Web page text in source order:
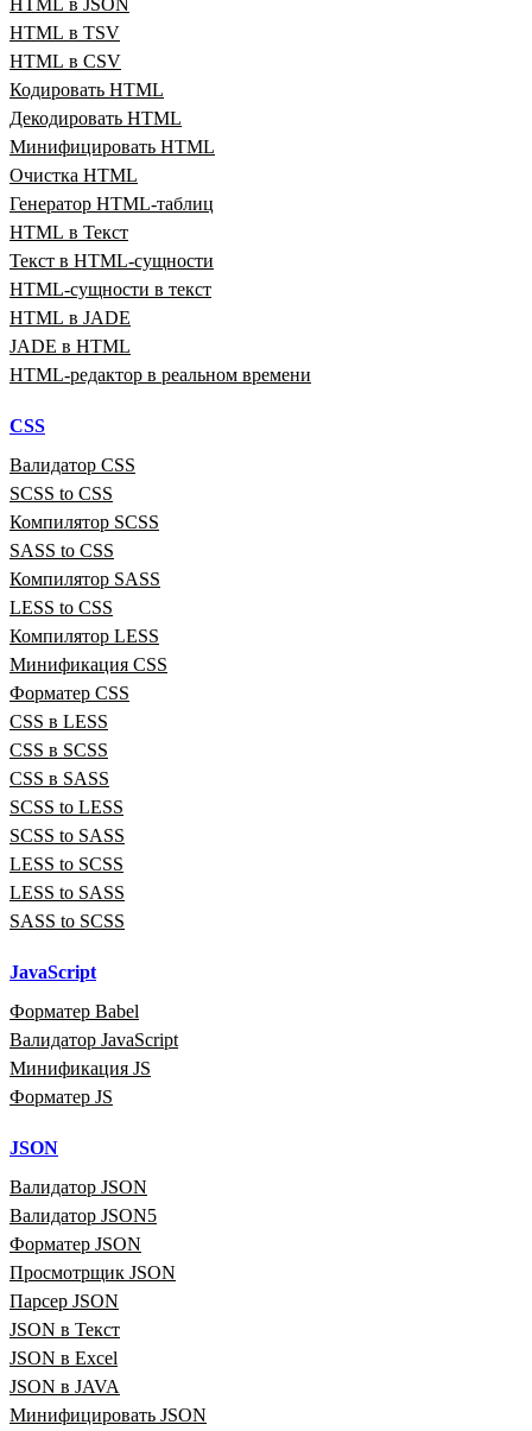
HTML в TSV
HTML в CSV
Кодировать HTML
Декодировать HTML
Минифицировать HTML
Очистка HTML
Генератор HTML‑таблиц
HTML в Текст
Текст в HTML‑сущности
HTML‑сущности в текст
HTML в JADE
JADE в HTML
HTML‑редактор в реальном времени
CSS
Валидатор CSS
SCSS to CSS
Компилятор SCSS
SASS to CSS
Компилятор SASS
LESS to CSS
Компилятор LESS
Минификация CSS
Форматер CSS
CSS в LESS
CSS в SCSS
CSS в SASS
SCSS to LESS
SCSS to SASS
LESS to SCSS
LESS to SASS
SASS to SCSS
JavaScript
Форматер Babel
Валидатор JavaScript
Минификация JS
Форматер JS
JSON
Валидатор JSON
Валидатор JSON5
Форматер JSON
Просмотрщик JSON
Парсер JSON
JSON в Текст
JSON в Excel
JSON в JAVA
Минифицировать JSON